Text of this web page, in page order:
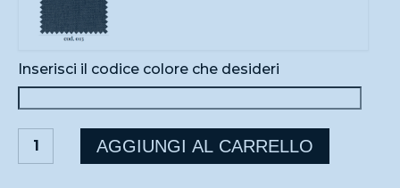
Inserisci il codice colore che desideri
quantità
AGGIUNGI AL CARRELLO